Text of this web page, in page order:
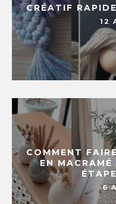
CRÉATIF
12
COMMENT
EN
6